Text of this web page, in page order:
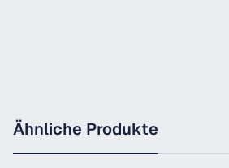
Ähnliche Produkte